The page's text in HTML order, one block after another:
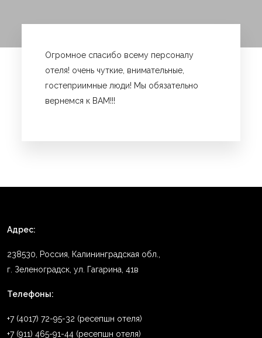
Огромное спасибо всему персоналу
отеля! очень чуткие, внимательные,
гостеприимные люди! Мы обязательно
вернемся к ВАМ!!!
Адрес:
238530, Россия, Калининградская обл.,
г. Зеленоградск, ул. Гагарина, 41в
Телефоны:
+7 (4017) 72-95-32 (ресепшн отеля)
+7 (911) 465-91-44 (ресепшн отеля)